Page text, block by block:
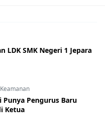
LDK SMK Negeri 1 Jepara
Punya Pengurus Baru
Ketua